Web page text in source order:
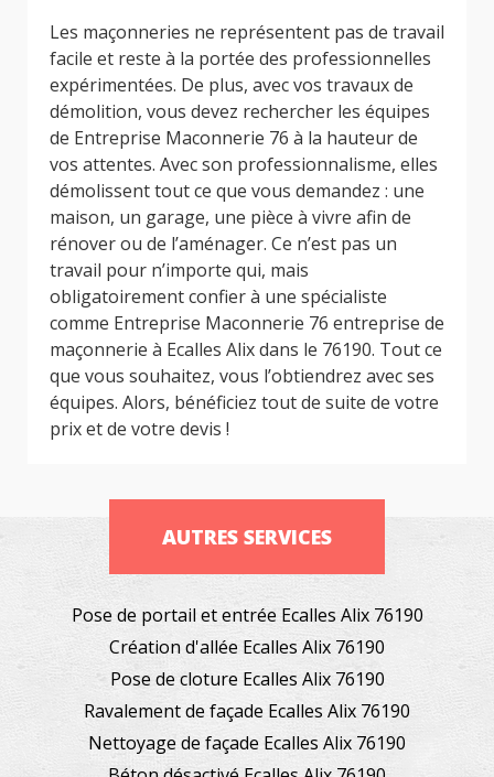
Les maçonneries ne représentent pas de travail
facile et reste à la portée des professionnelles
expérimentées. De plus, avec vos travaux de
démolition, vous devez rechercher les équipes
de Entreprise Maconnerie 76 à la hauteur de
vos attentes. Avec son professionnalisme, elles
démolissent tout ce que vous demandez : une
maison, un garage, une pièce à vivre afin de
rénover ou de l’aménager. Ce n’est pas un
travail pour n’importe qui, mais
obligatoirement confier à une spécialiste
comme Entreprise Maconnerie 76 entreprise de
maçonnerie à Ecalles Alix dans le 76190. Tout ce
que vous souhaitez, vous l’obtiendrez avec ses
équipes. Alors, bénéficiez tout de suite de votre
prix et de votre devis !
AUTRES SERVICES
Pose de portail et entrée Ecalles Alix 76190
Création d'allée Ecalles Alix 76190
Pose de cloture Ecalles Alix 76190
Ravalement de façade Ecalles Alix 76190
Nettoyage de façade Ecalles Alix 76190